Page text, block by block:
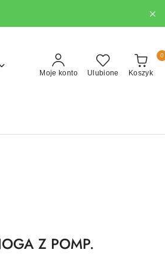
Moje konto Ulubione Koszyk
0
Z POMP.